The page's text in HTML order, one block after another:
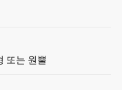
또는 원뿔